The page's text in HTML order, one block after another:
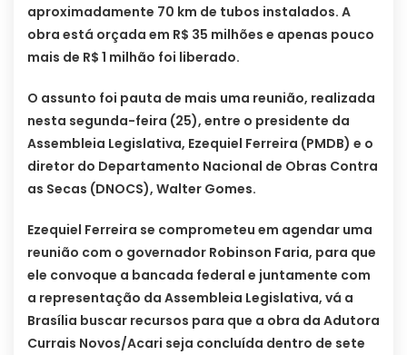
aproximadamente 70 km de tubos instalados. A
obra está orçada em R$ 35 milhões e apenas pouco
mais de R$ 1 milhão foi liberado.
O assunto foi pauta de mais uma reunião, realizada
nesta segunda-feira (25), entre o presidente da
Assembleia Legislativa, Ezequiel Ferreira (PMDB) e o
diretor do Departamento Nacional de Obras Contra
as Secas (DNOCS), Walter Gomes.
Ezequiel Ferreira se comprometeu em agendar uma
reunião com o governador Robinson Faria, para que
ele convoque a bancada federal e juntamente com
a representação da Assembleia Legislativa, vá a
Brasília buscar recursos para que a obra da Adutora
Currais Novos/Acari seja concluída dentro de sete